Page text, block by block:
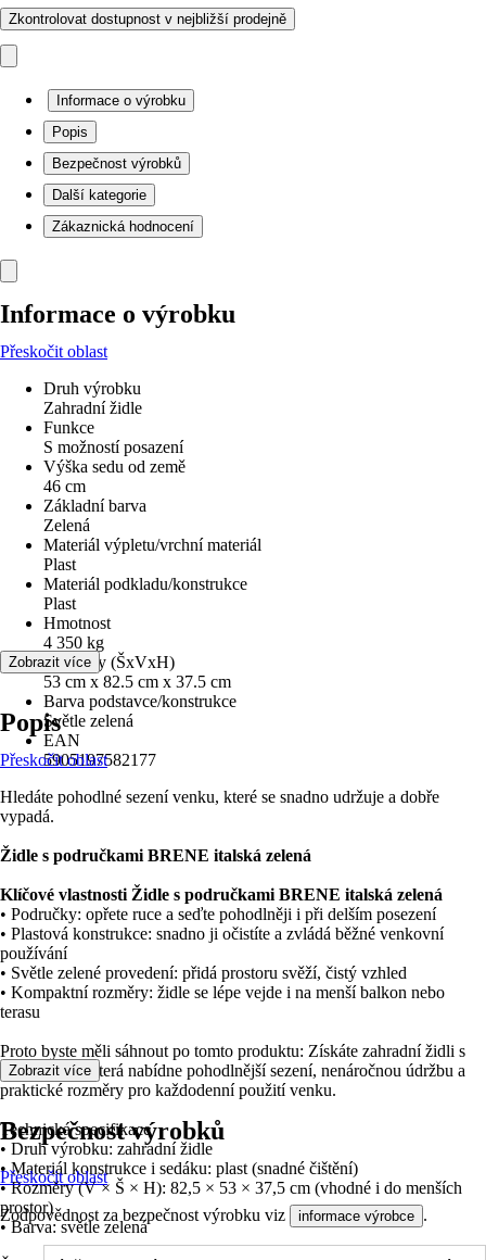
Zkontrolovat dostupnost v nejbližší prodejně
Informace o výrobku
Popis
Bezpečnost výrobků
Další kategorie
Zákaznická hodnocení
Informace o výrobku
Přeskočit oblast
Druh výrobku
Zahradní židle
Funkce
S možností posazení
Výška sedu od země
46 cm
Základní barva
Zelená
Materiál výpletu/vrchní materiál
Plast
Materiál podkladu/konstrukce
Plast
Hmotnost
4 350 kg
Rozměry (ŠxVxH)
53 cm x 82.5 cm x 37.5 cm
Barva podstavce/konstrukce
Světle zelená
EAN
5905197582177
Zobrazit více
Popis
Přeskočit oblast
Hledáte pohodlné sezení venku, které se snadno udržuje a dobře
vypadá.
Židle s područkami BRENE italská zelená
Klíčové vlastnosti Židle s područkami BRENE italská zelená
• Područky: opřete ruce a seďte pohodlněji i při delším posezení
• Plastová konstrukce: snadno ji očistíte a zvládá běžné venkovní
používání
• Světle zelené provedení: přidá prostoru svěží, čistý vzhled
• Kompaktní rozměry: židle se lépe vejde i na menší balkon nebo
terasu
Proto byste měli sáhnout po tomto produktu: Získáte zahradní židli s
područkami, která nabídne pohodlnější sezení, nenáročnou údržbu a
praktické rozměry pro každodenní použití venku.
Technická specifikace
• Druh výrobku: zahradní židle
• Materiál konstrukce i sedáku: plast (snadné čištění)
• Rozměry (V × Š × H): 82,5 × 53 × 37,5 cm (vhodné i do menších
prostor)
• Barva: světle zelená
Zobrazit více
Bezpečnost výrobků
Přeskočit oblast
Zodpovědnost za bezpečnost výrobku viz informace výrobce .